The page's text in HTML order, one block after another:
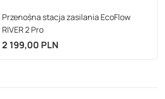
Przenośna stacja zasilania EcoFlow
RIVER 2 Pro
2 199,00 PLN